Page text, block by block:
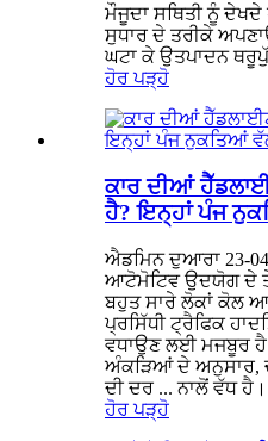
ਮੌਜੂਦਾ ਸਥਿਤੀ ਨੂੰ ਦੇਖਦੇ
ਸੁਧਾਰ ਦੇ ਤਰੀਕੇ
ਘਟਾ ਕੇ ਉਤਪਾਦਨ
ਹੋਰ ਪੜ੍ਹੋ
ਕਾਰ ਦੀਆਂ
ਹੈ? ਇਨ੍ਹਾਂ ਪੰਜ
ਐਡਮਿਨ ਦੁਆਰਾ 23-
ਆਟੋਮੋਟਿਵ ਉਦਯੋਗ ਦੇ
ਬਹੁਤ ਸਾਰੇ ਲੋਕਾਂ ਕੋਲ
ਪ੍ਰਸਿੱਧੀ ਟ੍ਰੈਫਿਕ
ਵਧਾਉਣ ਲਈ ਮਜਬੂਰ
ਅੰਕੜਿਆਂ ਦੇ ਅਨੁਸਾਰ,
ਦੀ ਦਰ ... ਨਾਲੋਂ ਵੱਧ ਹੈ।
ਹੋਰ ਪੜ੍ਹੋ